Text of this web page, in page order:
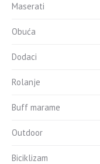
Maserati
Obuća
Dodaci
Rolanje
Buff marame
Outdoor
Biciklizam